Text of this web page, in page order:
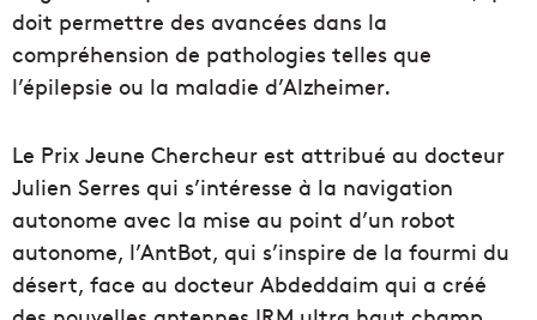
doit permettre des avancées dans la
compréhension de pathologies telles que
l’épilepsie ou la maladie d’Alzheimer.
Le Prix Jeune Chercheur est attribué au docteur
Julien Serres qui s’intéresse à la navigation
autonome avec la mise au point d’un robot
autonome, l’AntBot, qui s’inspire de la fourmi du
désert, face au docteur Abdeddaim qui a créé